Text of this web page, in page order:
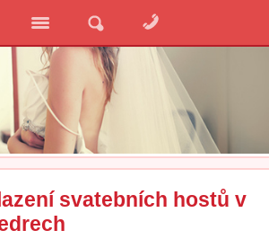
svatebních hostů v